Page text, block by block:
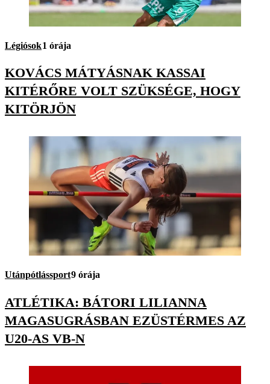
Légiósok1 órája
KOVÁCS MÁTYÁSNAK KASSAI
KITÉRŐRE VOLT SZÜKSÉGE, HOGY
KITÖRJÖN
Utánpótlássport9 órája
ATLÉTIKA: BÁTORI LILIANNA
MAGASUGRÁSBAN EZÜSTÉRMES AZ
U20-AS VB-N